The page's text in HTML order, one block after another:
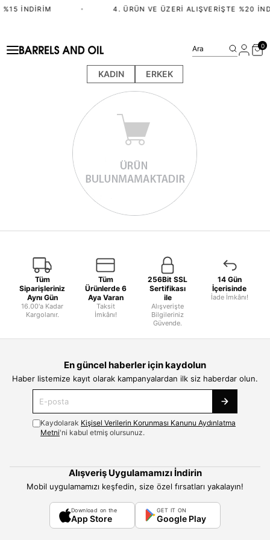
İNDIRIM • 4. ÜRÜN VE ÜZERI ALIŞVERIŞTE %20
KADIN ERKEK
Ara 0
Tüm
Siparişleriniz
Aynı Gün
16.00'a Kadar
Kargolanır.
Tüm
Ürünlerde 6
Aya Varan
Taksit
İmkânı!
256Bit SSL
Sertifikası
ile
Alışverişte
Bilgileriniz
Güvende.
14 Gün
İçerisinde
İade İmkânı!
En güncel haberler için kaydolun
Haber listemize kayıt olarak kampanyalardan ilk siz haberdar olun.
Kaydolarak Kişisel Verilerin Korunması Kanunu Aydınlatma
Metni'ni kabul etmiş olursunuz.
Alışveriş Uygulamamızı İndirin
Mobil uygulamamızı keşfedin, size özel fırsatları yakalayın!
Download on the
App Store
GET IT ON
Google Play